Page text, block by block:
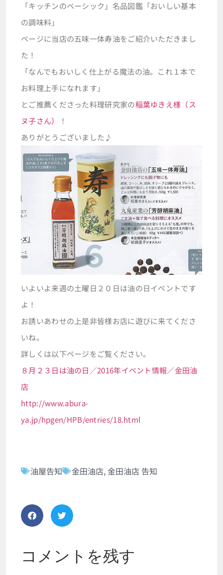
「キッチンのベーシック」名品図鑑「おいしい基本
の調味料」
ページに当店の五味一体寿油をご紹介いただきまし
た！
「なんでもおいしく仕上がる魔法の油。これ１本で
お料理上手になれます」
とご推薦くださった料理研究家の稲葉ゆきえ様（ス
ヌ子さん）
！
ありがとうございました♪
いよいよ来週の土曜日２０日は油の日イベントです
よ！
お誘いあわせの上是非皆様お店に遊びに来てくださ
いね。
詳しくは以下ページをご覧ください。
８月２３日は油の日／2016年イベント情報／金田油
店
http://www.abura-
ya.jp/hpgen/HPB/entries/18.html
油屋告知 金田油店,金田油店 告知
コメントを残す